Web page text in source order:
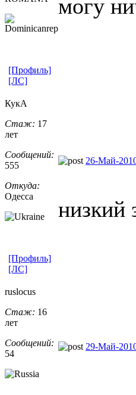
могу
[Профиль]
[ЛС]
КукА
Стаж: 17
лет
Сообщений:
555
Откуда:
Одесса
26-Май-
низкий
[Профиль]
[ЛС]
ruslocus
Стаж: 16
лет
Сообщений:
54
29-Май-